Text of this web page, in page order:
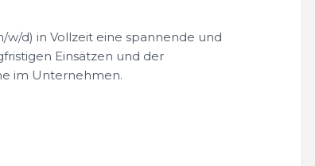
w/d) in Vollzeit eine spannende und
Einsätzen und der
im Unternehmen.